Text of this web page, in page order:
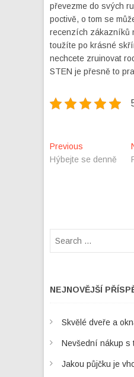
převezme do svých
poctivě, o tom se
recenzích zákazníků
toužíte po krásné
nechcete zruinovat
STEN je přesně to
Navigace
pro
Previous
post:
Hýbejte se denně
NEJNOVĚJŠÍ
Skvělé dveře a
Nevšední nákup s
Jakou půjčku je